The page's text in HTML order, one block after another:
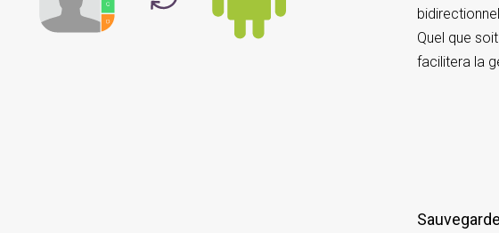
Quel que
facilitera la